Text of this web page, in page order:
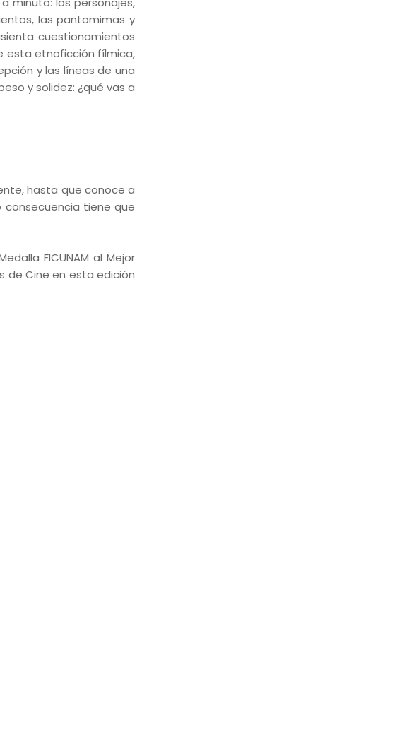
las pantomimas y
cuestionamientos
esta etnoficción fílmica,
y las líneas de una
y solidez: ¿qué vas a
hasta que conoce a
tiene que
FICUNAM al Mejor
de Cine en esta edición